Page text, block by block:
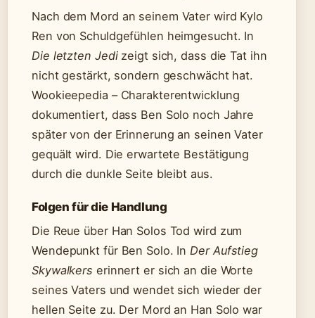
Nach dem Mord an seinem Vater wird Kylo
Ren von Schuldgefühlen heimgesucht. In
Die letzten Jedizeigt sich, dass die Tat ihn
nicht gestärkt, sondern geschwächt hat.
Wookieepedia – Charakterentwicklung
dokumentiert, dass Ben Solo noch Jahre
später von der Erinnerung an seinen Vater
gequält wird. Die erwartete Bestätigung
durch die dunkle Seite bleibt aus.
Folgen für die Handlung
Die Reue über Han Solos Tod wird zum
Wendepunkt für Ben Solo. InDer Aufstieg
Skywalkers erinnert er sich an die Worte
seines Vaters und wendet sich wieder der
hellen Seite zu. Der Mord an Han Solo war